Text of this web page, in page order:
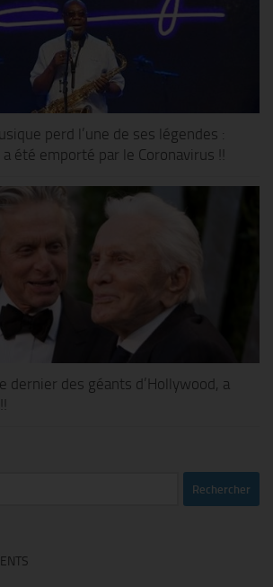
perd l’une de ses légendes :
été emporté par le Coronavirus !!
dernier des géants d’Hollywood, a